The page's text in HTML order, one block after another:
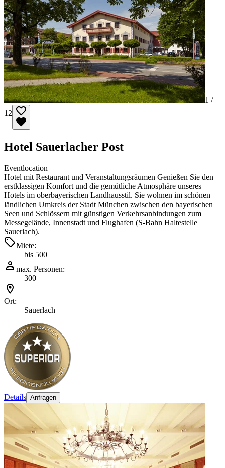
1 /
12
Hotel Sauerlacher Post
Eventlocation
Hotel mit Restaurant und Veranstaltungsräumen Genießen Sie den
erstklassigen Komfort und die gemütliche Atmosphäre unseres
Hotels im oberbayerischen Landhausstil. Sie wohnen im schönen
ländlichen Umkreis der Stadt München zwischen den bayerischen
Seen und Schlössern mit günstigen Verkehrsanbindungen zum
Messegelände, Innenstadt und Flughafen (S-Bahn Haltestelle
Sauerlach).
Miete:
bis 500
max. Personen:
300
Ort:
Sauerlach
Details Anfragen